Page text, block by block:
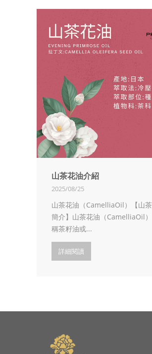
山茶花油介紹
2025/08/25
山茶花油（CamelliaOil）【山
簡介】山茶花油（CamelliaOil
稱茶籽油或...
詳細閱讀